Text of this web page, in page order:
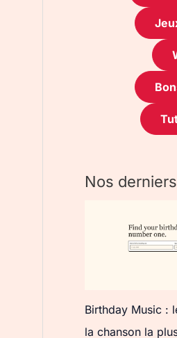
Nos
Birthday Music :
la chanson la